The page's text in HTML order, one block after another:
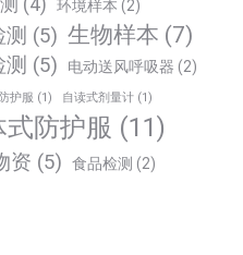
环境样本 (2)
(5) 生物样本 (7)
(5) 电动送风呼吸器 (2)
护服 (1) 自读式剂量计 (1)
式防护服 (11)
资 (5) 食品检测 (2)